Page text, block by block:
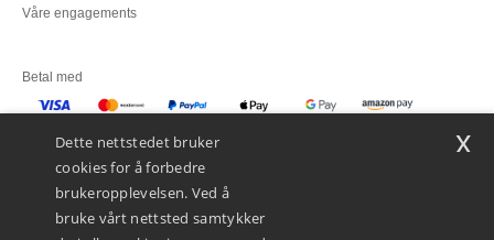
Våre engagements
Betal med
Dette nettstedet bruker
cookies for å forbedre
brukeropplevelsen. Ved å
bruke vårt nettsted samtykker
x